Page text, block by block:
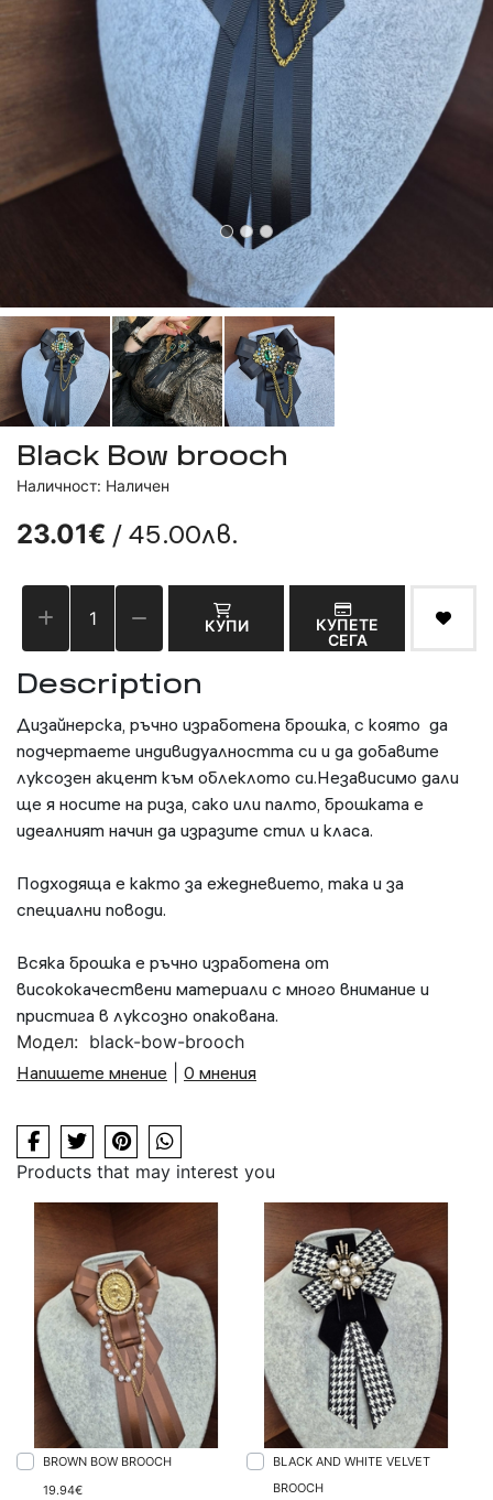
Black Bow brooch
Наличност: Наличен
23.01€ / 45.00лв.
КУПИ
КУПЕТЕ
СЕГА
Description
Дизайнерска, ръчно изработена брошка, с която да
подчертаете индивидуалността си и да добавите
луксозен акцент към облеклото си.Независимо дали
ще я носите на риза, сако или палто, брошката е
идеалният начин да изразите стил и класа.
Подходяща е както за ежедневието, така и за
специални поводи.
Всяка брошка е ръчно изработена от
висококачествени материали с много внимание и
пристига в луксозно опакована.
Модел: black-bow-brooch
Напишете мнение
0 мнения
Products that may interest you
BROWN BOW BROOCH
19.94€
BLACK AND WHITE VELVET
BROOCH